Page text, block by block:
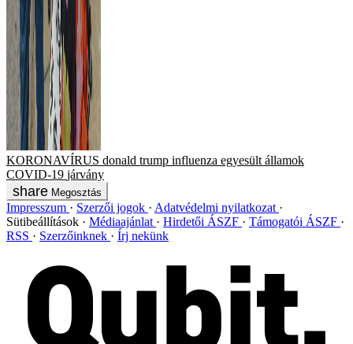
KORONAVÍRUS donald trump influenza egyesült államok
COVID-19 járvány
Megosztás
Impresszum Szerzői jogok
Adatvédelmi nyilatkozat
Sütibeállítások
Médiaajánlat Hirdetői ÁSZF
Támogatói ÁSZF
RSS
Szerzőinknek Írj nekünk